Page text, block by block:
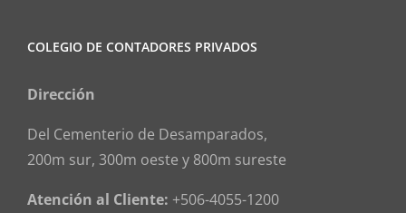
COLEGIO DE CONTADORES PRIVADOS
Dirección
Del Cementerio de Desamparados,
200m sur, 300m oeste y 800m sureste
Atención al Cliente: +506-4055-1200